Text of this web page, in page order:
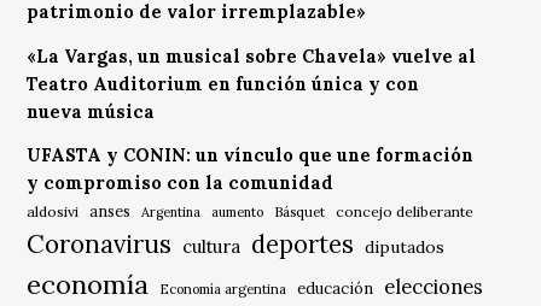
patrimonio de valor irremplazable»
«La Vargas, un musical sobre Chavela» vuelve al
Teatro Auditorium en función única y con
nueva música
UFASTA y CONIN: un vínculo que une formación
y compromiso con la comunidad
aldosivi anses Argentina aumento Básquet concejo deliberante
Coronavirus cultura deportes diputados
economía Economía argentina educación elecciones